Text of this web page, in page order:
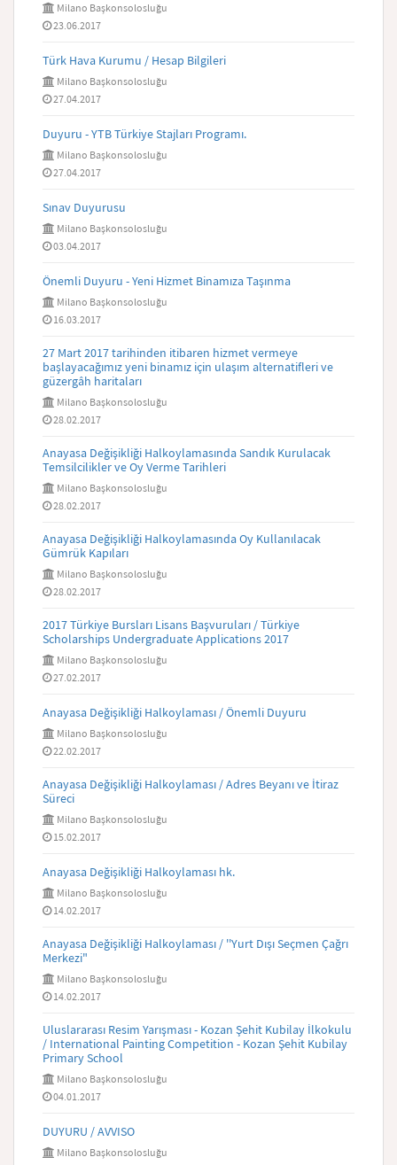
Milano Başkonsolosluğu
23.06.2017
Türk Hava Kurumu / Hesap Bilgileri
Milano Başkonsolosluğu
27.04.2017
Duyuru - YTB Türkiye Stajları Programı.
Milano Başkonsolosluğu
27.04.2017
Sınav Duyurusu
Milano Başkonsolosluğu
03.04.2017
Önemli Duyuru - Yeni Hizmet Binamıza Taşınma
Milano Başkonsolosluğu
16.03.2017
27 Mart 2017 tarihinden itibaren hizmet vermeye
başlayacağımız yeni binamız için ulaşım alternatifleri ve
güzergâh haritaları
Milano Başkonsolosluğu
28.02.2017
Anayasa Değişikliği Halkoylamasında Sandık Kurulacak
Temsilcilikler ve Oy Verme Tarihleri
Milano Başkonsolosluğu
28.02.2017
Anayasa Değişikliği Halkoylamasında Oy Kullanılacak
Gümrük Kapıları
Milano Başkonsolosluğu
28.02.2017
2017 Türkiye Bursları Lisans Başvuruları / Türkiye
Scholarships Undergraduate Applications 2017
Milano Başkonsolosluğu
27.02.2017
Anayasa Değişikliği Halkoylaması / Önemli Duyuru
Milano Başkonsolosluğu
22.02.2017
Anayasa Değişikliği Halkoylaması / Adres Beyanı ve İtiraz
Süreci
Milano Başkonsolosluğu
15.02.2017
Anayasa Değişikliği Halkoylaması hk.
Milano Başkonsolosluğu
14.02.2017
Anayasa Değişikliği Halkoylaması / ''Yurt Dışı Seçmen Çağrı
Merkezi"
Milano Başkonsolosluğu
14.02.2017
Uluslararası Resim Yarışması - Kozan Şehit Kubilay İlkokulu
/ International Painting Competition - Kozan Şehit Kubilay
Primary School
Milano Başkonsolosluğu
04.01.2017
DUYURU / AVVISO
Milano Başkonsolosluğu